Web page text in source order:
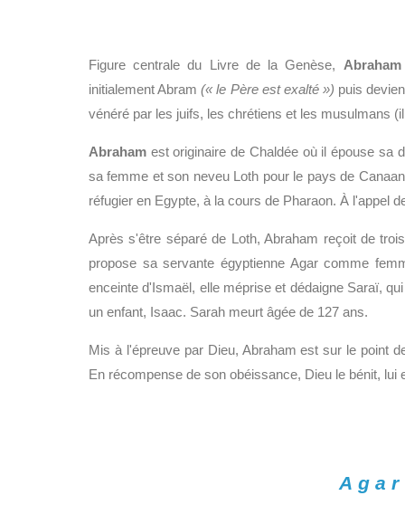
Figure centrale du Livre de la Genèse, Abraham
initialement Abram(« le Père est exalté ») puis
vénéré par les juifs, les chrétiens et les musulmans
Abraham est originaire de Chaldée où il épouse sa
sa femme et son neveu Loth pour le pays de
réfugier en Egypte, à la cours de Pharaon. À l'appel
Après s'être séparé de Loth, Abraham reçoit de
propose sa servante égyptienne Agar comme
enceinte d'Ismaël, elle méprise et dédaigne Saraï,
un enfant, Isaac. Sarah meurt âgée de 127 ans.
Mis à l'épreuve par Dieu, Abraham est sur le point
En récompense de son obéissance, Dieu le bénit, lui